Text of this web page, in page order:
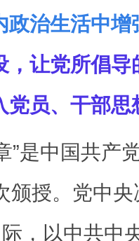
政治生活中增
，让党所倡导
党员、干部思
”是中国共产
颁授。党中
，以中共中